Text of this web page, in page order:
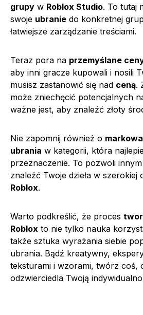
grupy w Roblox Studio. To tutaj
swoje ubranie do konkretnej
łatwiejsze zarządzanie treściami.
Teraz pora na przemyślane
aby inni gracze kupowali i nosili
musisz zastanowić się nad ceną.
może zniechęcić potencjalnych
ważne jest, aby znaleźć złoty
Nie zapomnij również o
ubrania w kategorii, która
przeznaczenie. To pozwoli innym
znaleźć Twoje dzieła w szerokiej
Roblox.
Warto podkreślić, że proces
Roblox to nie tylko nauka
także sztuka wyrażania siebie
ubrania. Bądź kreatywny,
teksturami i wzorami, twórz coś,
odzwierciedla Twoją